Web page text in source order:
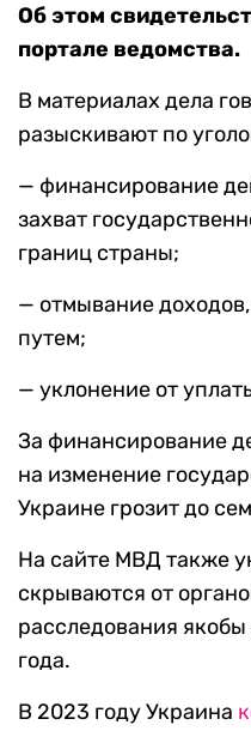
Об этом
портале ведомства.
В материалах дела
разыскивают по
— финансирование
захват
границ страны;
— отмывание
путем;
— уклонение от
За финансирование
на изменение
Украине грозит до
На сайте МВД также
скрываются от
расследования
года.
В 2023 году Украина